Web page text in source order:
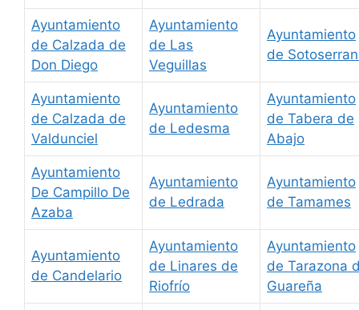
Ayuntamiento
de Calzada de
Don Diego
Ayuntamiento
de Las
Veguillas
Ayuntamiento
de
Ayuntamiento
de Calzada de
Valdunciel
Ayuntamiento
de Ledesma
Ayuntamiento
de Tabera de
Abajo
Ayuntamiento
De Campillo De
Azaba
Ayuntamiento
de Ledrada
Ayuntamiento
de Tamames
Ayuntamiento
de Candelario
Ayuntamiento
de Linares de
Riofrío
Ayuntamiento
de Tarazona
Guareña